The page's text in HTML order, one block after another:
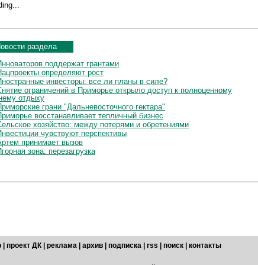
раздела
поддержат грантами
определяют рост
инвесторы: все ли планы в силе?
ограничений в Приморье открыло доступ к полноценному
отдыху
грани "Дальневосточного гектара"
восстанавливает тепличный бизнес
хозяйство: между потерями и обретениями
чувствуют перспективы
принимает вызов
зона: перезагрузка
проект ДК реклама архив подписка rss поиск
контакты